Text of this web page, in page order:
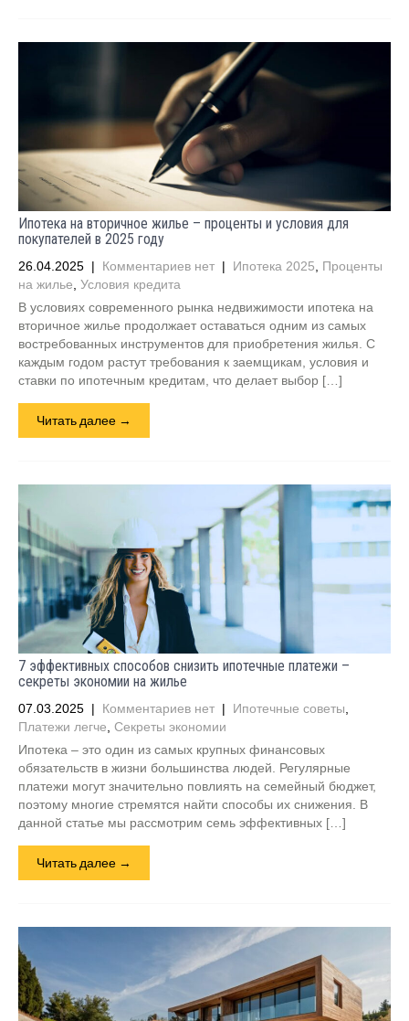
Ипотека на вторичное жилье – проценты и условия для
покупателей в 2025 году
26.04.2025 | Комментариев нет | Ипотека 2025
Проценты
на жилье Условия кредита
В условиях современного рынка недвижимости ипотека на
вторичное жилье продолжает оставаться одним из самых
востребованных инструментов для приобретения жилья. С
каждым годом растут требования к заемщикам, условия и
ставки по ипотечным кредитам, что делает выбор […]
Читать далее →
7 эффективных способов снизить ипотечные платежи –
секреты экономии на жилье
07.03.2025 | Комментариев нет | Ипотечные советы
Платежи легче Секреты экономии
Ипотека – это один из самых крупных финансовых
обязательств в жизни большинства людей. Регулярные
платежи могут значительно повлиять на семейный бюджет,
поэтому многие стремятся найти способы их снижения. В
данной статье мы рассмотрим семь эффективных […]
Читать далее →